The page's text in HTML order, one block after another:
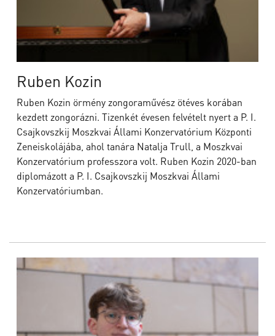
Ruben Kozin
Ruben Kozin örmény zongoraművész ötéves korában
kezdett zongorázni. Tizenkét évesen felvételt nyert a P. I.
Csajkovszkij Moszkvai Állami Konzervatórium Központi
Zeneiskolájába, ahol tanára Natalja Trull, a Moszkvai
Konzervatórium professzora volt. Ruben Kozin 2020-ban
diplomázott a P. I. Csajkovszkij Moszkvai Állami
Konzervatóriumban.